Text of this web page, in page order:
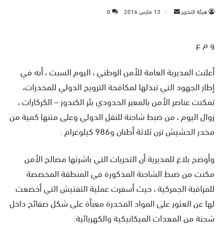
هيئة التحرير
ر
ي
ا
إ
ل
ت
ر
و
ن
ي
13 مارس 2016 0
و م ع
أعلنت المديرية العامة للأمن الوطني ، اليوم السبت ، أنه في
إطار الجهود التي تبذلها لمكافحة الترويج الدولي للمخدرات،
تمكنت عناصر الأمن بالمعبر الحدودي بئر الكندوز – الكركارات ،
زوال اليوم ، من ضبط شاحنة للنقل الدولي وعلى متنها كمية من
مخدر الحشيش تزن ثلاثة أطنان و986 كيلوغرام .
وأوضح بلاغ للمديرية أن التحريات التي باشرتها مصالح الأمن
مكنت من ضبط الشاحنة المذكورة في المنطقة المخصصة
للمراقبة الجمركية ، حيث أسفرت عملية التفتيش التي أخضعت
لها عن العثور على المواد المخدرة معبأة على شكل صفائح داخل
شحنة من المعدات الميكانيكية والكهربائية.